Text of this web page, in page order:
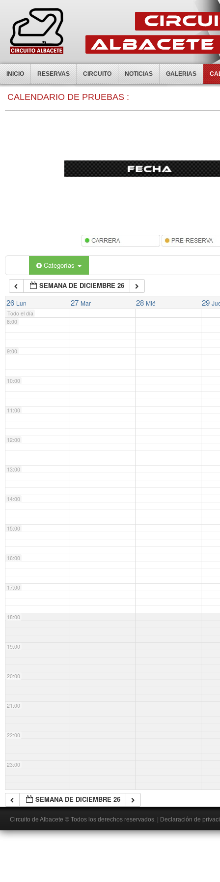
INICIO RESERVAS CIRCUITO NOTICIAS GALERIAS
CALENDARIO DE PRUEBAS :
Categorías
SEMANA DE DICIEMBRE 26
26 Lun 27 Mar 28 Mié 29
Todo el día
0:00
7:00
8:00
9:00
10:00
11:00
12:00
13:00
14:00
15:00
16:00
17:00
18:00
19:00
20:00
21:00
22:00
23:00
SEMANA DE DICIEMBRE 26
Circuito de Albacete © Todos los derechos reservados. Declaración de